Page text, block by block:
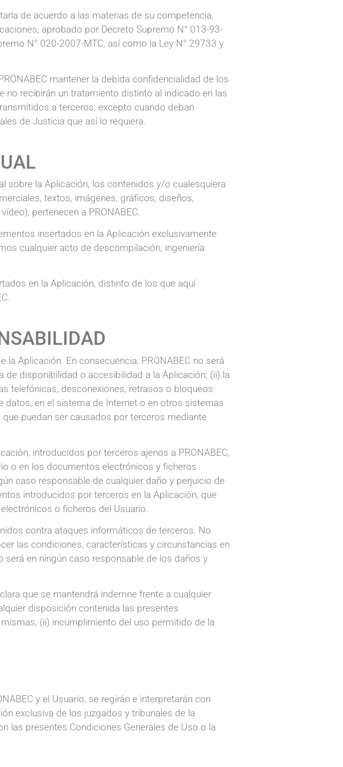
de acuerdo a las materias de su competencia,
aprobado por Decreto Supremo N° 013-93-
N° 020-2007-MTC, así como la Ley N° 29733 y
mantener la debida confidencialidad de los
no recibirán un tratamiento distinto al indicado en las
a terceros, excepto cuando deban
de Justicia que así lo requiera.
sobre la Aplicación, los contenidos y/o cualesquiera
textos, imágenes, gráficos, diseños,
pertenecen a PRONABEC.
insertados en la Aplicación exclusivamente
cualquier acto de descompilación, ingeniería
en la Aplicación, distinto de los que aquí
Aplicación. En consecuencia, PRONABEC no será
de disponibilidad o accesibilidad a la Aplicación; (ii) la
telefónicas, desconexiones, retrasos o bloqueos
en el sistema de Internet o en otros sistemas
puedan ser causados por terceros mediante
introducidos por terceros ajenos a PRONABEC,
o en los documentos electrónicos y ficheros
caso responsable de cualquier daño y perjuicio de
introducidos por terceros en la Aplicación, que
o ficheros del Usuario.
contra ataques informáticos de terceros. No
las condiciones, características y circunstancias en
será en ningún caso responsable de los daños y
que se mantendrá indemne frente a cualquier
disposición contenida las presentes
(ii) incumplimiento del uso permitido de la
y el Usuario, se regirán e interpretarán con
exclusiva de los juzgados y tribunales de la
las presentes Condiciones Generales de Uso o la